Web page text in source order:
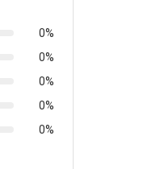
0%
0%
0%
0%
0%